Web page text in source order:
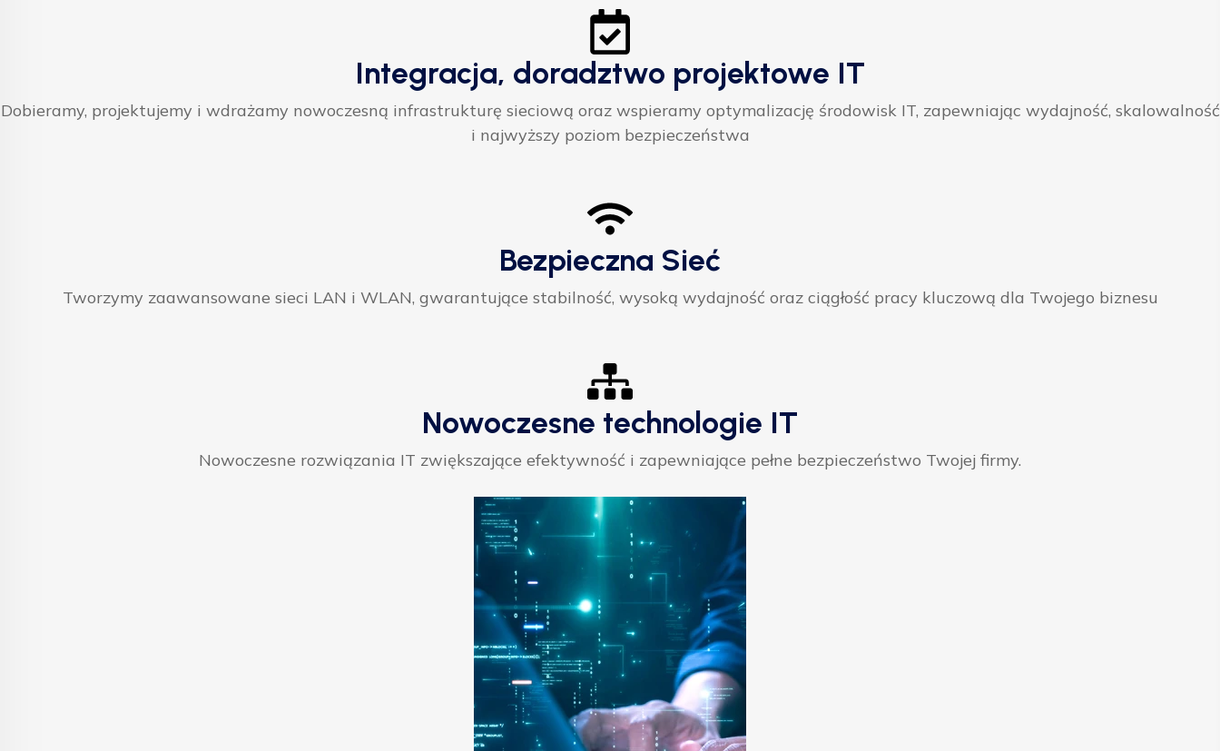
Integracja, doradztwo projektowe IT
Dobieramy, projektujemy i wdrażamy nowoczesną infrastrukturę sieciową oraz wspieramy optymalizację środowisk IT, zapewniając wydajność, skalowalność
i najwyższy poziom bezpieczeństwa
Bezpieczna Sieć
Tworzymy zaawansowane sieci LAN i WLAN, gwarantujące stabilność, wysoką wydajność oraz ciągłość pracy kluczową dla Twojego biznesu
Nowoczesne technologie IT
Nowoczesne rozwiązania IT zwiększające efektywność i zapewniające pełne bezpieczeństwo Twojej firmy.